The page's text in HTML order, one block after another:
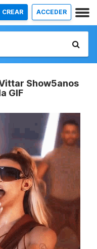
CREAR ACCEDER
Show5anos
GIF